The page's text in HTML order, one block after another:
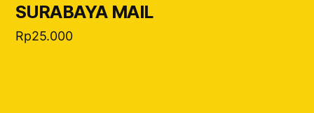
SURABAYA MAIL
Rp25.000